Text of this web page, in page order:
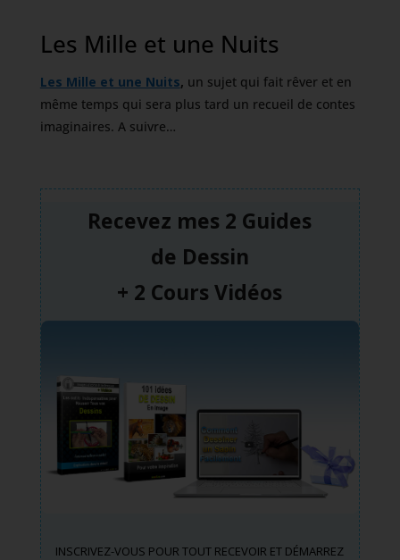
Les Mille et une Nuits
Les Mille et une Nuits, un sujet qui fait rêver et en
même temps qui sera plus tard un recueil de contes
imaginaires. A suivre…
Recevez mes 2 Guides
de Dessin
+ 2 Cours Vidéos
INSCRIVEZ-VOUS POUR TOUT RECEVOIR ET DÉMARREZ